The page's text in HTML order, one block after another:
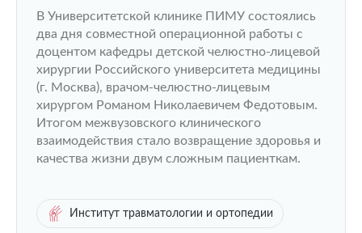
В Университетской клинике ПИМУ состоялись
два дня совместной операционной работы с
доцентом кафедры детской челюстно-лицевой
хирургии Российского университета медицины
(г. Москва), врачом-челюстно-лицевым
хирургом Романом Николаевичем Федотовым.
Итогом межвузовского клинического
взаимодействия стало возвращение здоровья и
качества жизни двум сложным пациенткам.
Институт травматологии и ортопедии